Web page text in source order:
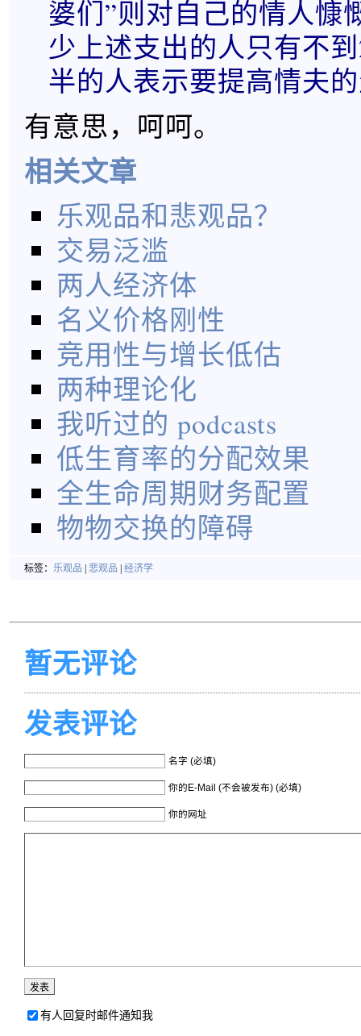
婆们”则对自己的情人慷
少上述支出的人只有不
半的人表示要提高情夫
有意思，呵呵。
相关文章
乐观品和悲观品？
交易泛滥
两人经济体
名义价格刚性
竞用性与增长低估
两种理论化
我听过的 podcasts
低生育率的分配效果
全生命周期财务配置
物物交换的障碍
标签： 乐观品 悲观品 经济学
暂无评论
发表评论
名字 (必填)
你的E-Mail (不会被发布) (必填)
你的网址
有人回复时邮件通知我